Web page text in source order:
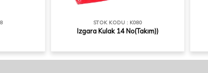
STOK KODU : K080
Izgara Kulak 14 No(Takım))